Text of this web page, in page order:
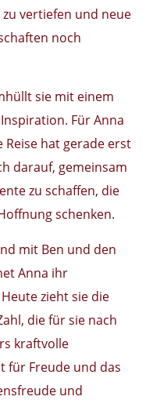
vertiefen und neue
noch
sie mit einem
Für Anna
Reise hat gerade erst
darauf, gemeinsam
zu schaffen, die
schenken.
mit Ben und den
Anna ihr
zieht sie die
die für sie nach
kraftvolle
für Freude und das
und